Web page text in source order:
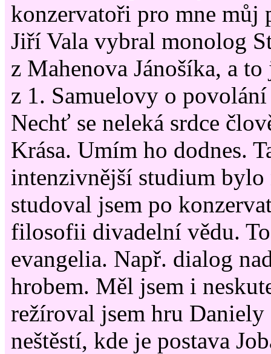
konzervatoři pro mne můj
Jiří Vala vybral monolog
z Mahenova Jánošíka, a to
z 1. Samuelovy o
Nechť se neleká srdce
Krása. Umím ho dodnes.
intenzivnější studium bylo
studoval jsem po
filosofii divadelní vědu.
evangelia. Např. dialog
hrobem. Měl jsem i
režíroval jsem hru Daniely
neštěstí, kde je postava